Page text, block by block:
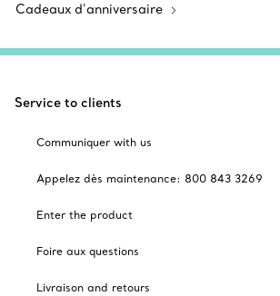
Cadeaux d’anniversaire
Service to clients
Communiquer with us
Appelez dès maintenance: 800 843 3269
Enter the product
Foire aux questions
Livraison and retours